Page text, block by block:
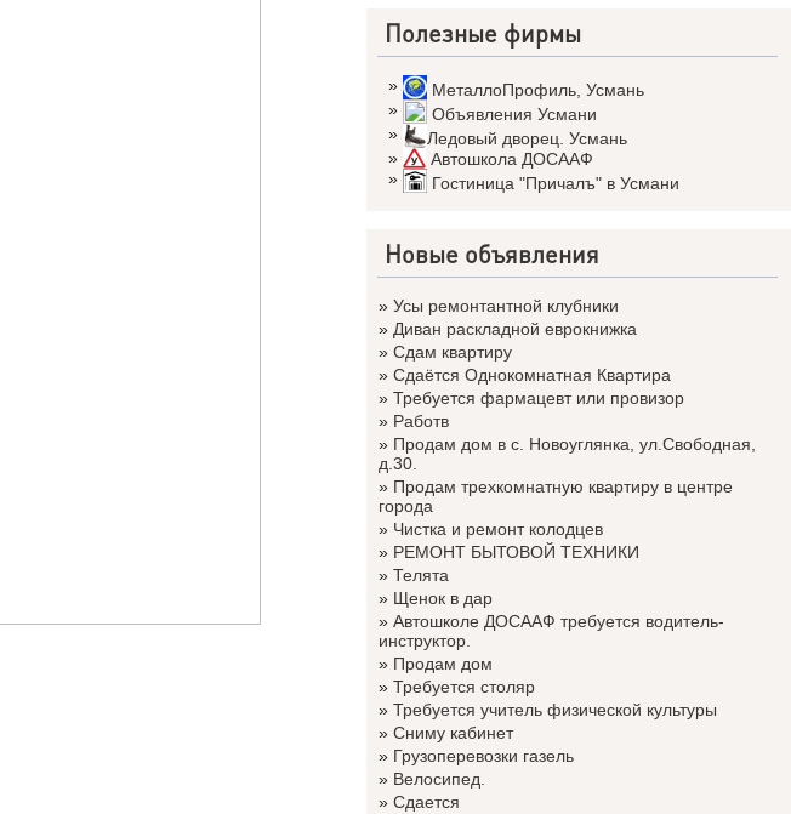
Полезные фирмы
» МеталлоПрофиль Усмань
»
Объявления Усмани
»
Ледовый дворец. Усмань
»
Автошкола ДОСААФ
»
Гостиница "Причалъ" в Усмани
Новые объявления
» Усы ремонтантной клубники
» Диван раскладной еврокнижка
» Сдам квартиру
» Сдаётся Однокомнатная Квартира
» Требуется фармацевт или провизор
» Работв
» Продам дом в с. Новоуглянка, ул.Свободная,
д.30.
» Продам трехкомнатную квартиру в центре
города
» Чистка и ремонт колодцев
» РЕМОНТ БЫТОВОЙ ТЕХНИКИ
» Телята
» Щенок в дар
» Автошколе ДОСААФ требуется водитель-
инструктор.
» Продам дом
» Требуется столяр
» Требуется учитель физической культуры
» Сниму кабинет
» Грузоперевозки газель
» Велосипед.
» Сдается